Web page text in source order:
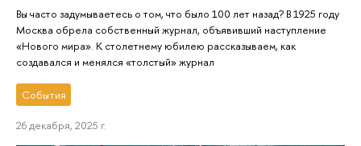
Вы часто задумываетесь о том, что было 100 лет назад? В 1925 году
Москва обрела собственный журнал, объявивший наступление
«Нового мира». К столетнему юбилею рассказываем, как
создавался и менялся «толстый» журнал
События
26 декабря, 2025 г.